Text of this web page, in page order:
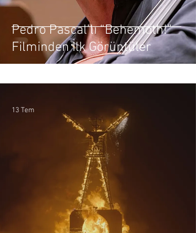
Pedro Pascal’lı “Behemoth!”
Filminden İlk Görüntüler
13 Tem